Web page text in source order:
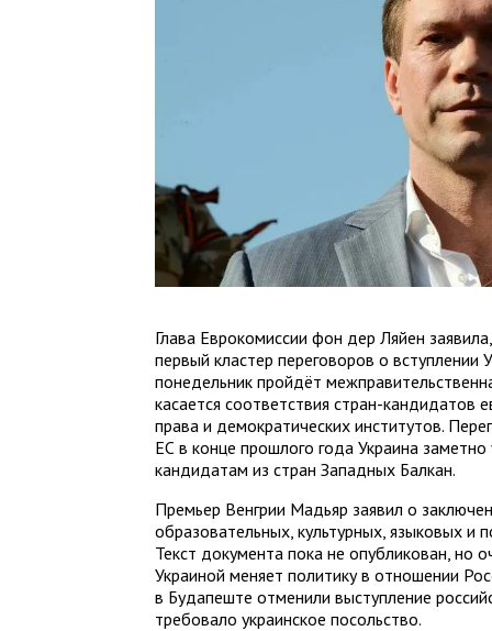
Глава Еврокомиссии фон дер Ляйен
первый кластер переговоров о
понедельник пройдёт
касается соответствия стран-кандидатов
права и демократических институтов.
ЕС в конце прошлого года Украина
кандидатам из стран Западных Балкан.
Премьер Венгрии Мадьяр заявил о
образовательных, культурных, языковых и
Текст документа пока не опубликован, но
Украиной меняет политику в отношении
в Будапеште отменили выступление
требовало украинское посольство.